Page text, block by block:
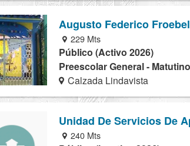
Augusto Federico Froebel
229 Mts
Público (Activo 2026)
Preescolar General - Matutino
Calzada Lindavista
Unidad De Servicios De
240 Mts